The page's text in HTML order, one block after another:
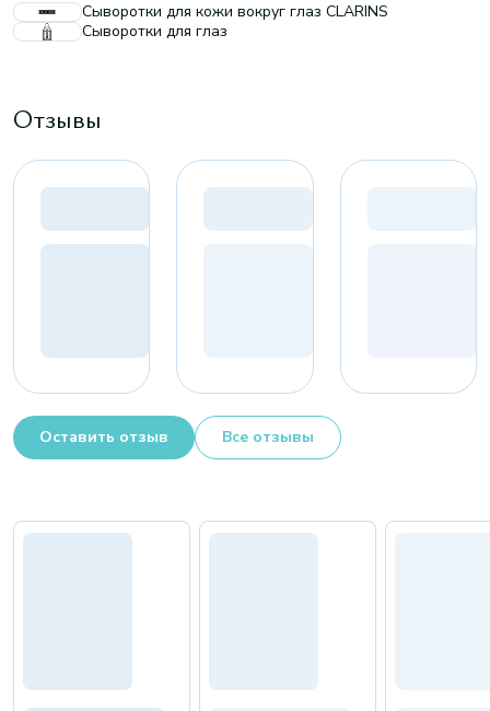
Сыворотки для кожи вокруг глаз CLARINS
Сыворотки для глаз
Отзывы
Оставить отзыв Все отзывы